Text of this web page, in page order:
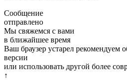
Сообщение
отправлено
Мы свяжемся с вами
в ближайшее время
Ваш браузер устарел рекомендуем
версии
или использовать другой более
↑